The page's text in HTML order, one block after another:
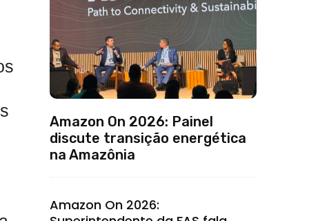
Amazon On 2026: Painel
discute transição energética
na Amazônia
Amazon On 2026: